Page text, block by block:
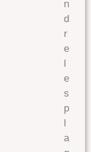
n
d
r
e
e
s
p
a